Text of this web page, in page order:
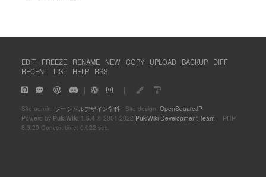
EDIT FREEZE RENAME NEW COPY UPLOAD BACKUP
DIFF
RECENT
LIST HELP RSS
｜ ｜
Site admin: ソーシャルデザイン学科Site design: OpenSquareJP
Powerd by PukiWiki 1.5.4 © 2001-2022 PukiWiki Development Team PHP
8.3.29 Convert time: 0.022 sec.